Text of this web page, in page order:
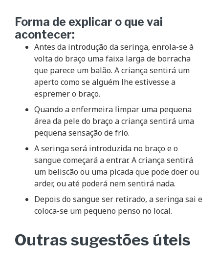
Forma de explicar o que vai
acontecer:
Antes da introdução da seringa, enrola-se à
volta do braço uma faixa larga de borracha
que parece um balão. A criança sentirá um
aperto como se alguém lhe estivesse a
espremer o braço.
Quando a enfermeira limpar uma pequena
área da pele do braço a criança sentirá uma
pequena sensação de frio.
A seringa será introduzida no braço e o
sangue começará a entrar. A criança sentirá
um beliscão ou uma picada que pode doer ou
arder, ou até poderá nem sentirá nada.
Depois do sangue ser retirado, a seringa sai e
coloca-se um pequeno penso no local.
Outras sugestões úteis